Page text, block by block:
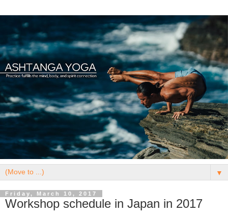
▼
Friday, March 10, 2017
Workshop schedule in Japan in 2017